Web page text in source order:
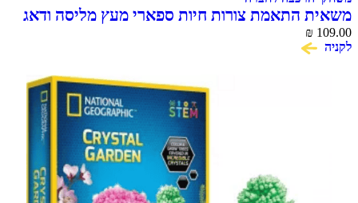
התאמת צורות חיות ספארי מעץ מליסה ודאג
Melissa ₪